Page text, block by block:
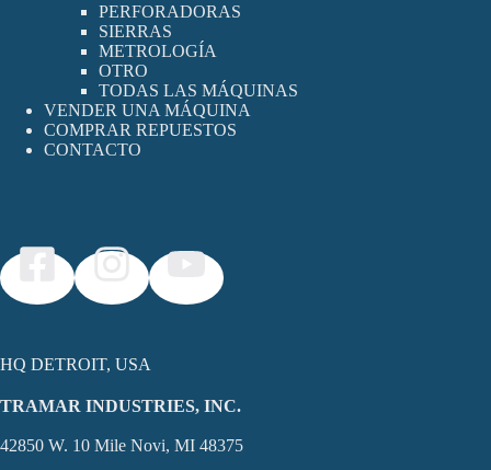
PERFORADORAS
SIERRAS
METROLOGÍA
OTRO
TODAS LAS MÁQUINAS
VENDER UNA MÁQUINA
COMPRAR REPUESTOS
CONTACTO
HQ DETROIT, USA
TRAMAR INDUSTRIES, INC.
42850 W. 10 Mile Novi, MI 48375